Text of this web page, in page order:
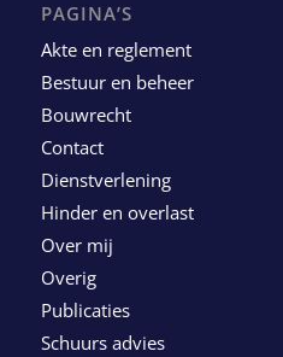
PAGINA’S
Akte en reglement
Bestuur en beheer
Bouwrecht
Contact
Dienstverlening
Hinder en overlast
Over mij
Overig
Publicaties
Schuurs advies